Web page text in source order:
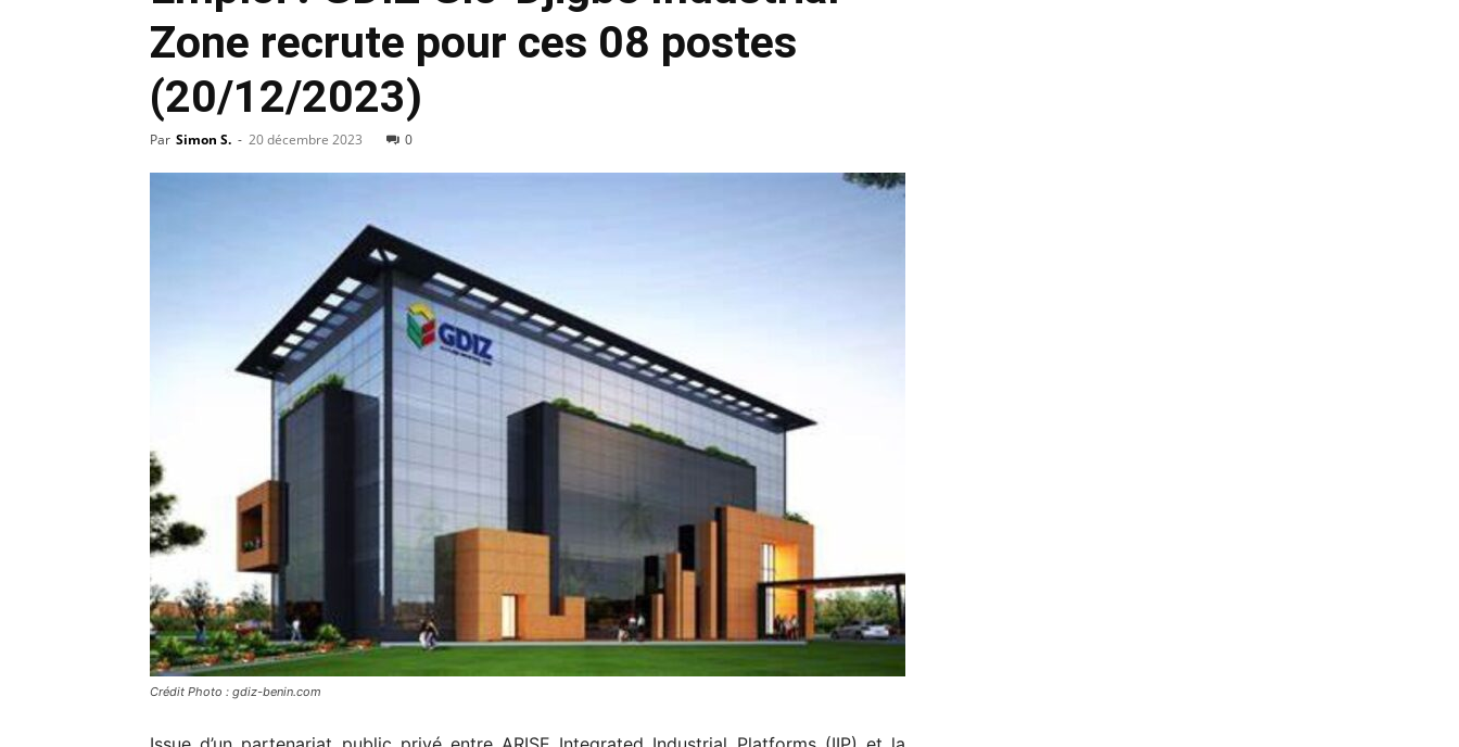
Zone recrute pour ces 08 postes
(20/12/2023)
Par Simon S. - 20 décembre 2023 0
Crédit Photo : gdiz-benin.com